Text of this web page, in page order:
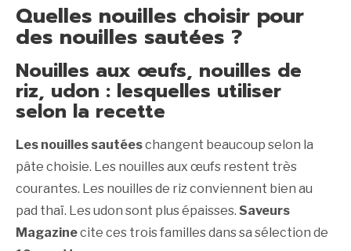
Quelles nouilles choisir pour
des nouilles sautées ?
Nouilles aux œufs, nouilles de
riz, udon : lesquelles utiliser
selon la recette
Les nouilles sautéeschangent beaucoup selon la
pâte choisie. Les nouilles aux œufs restent très
courantes. Les nouilles de riz conviennent bien au
pad thaï. Les udon sont plus épaisses. Saveurs
Magazinecite ces trois familles dans sa sélection de